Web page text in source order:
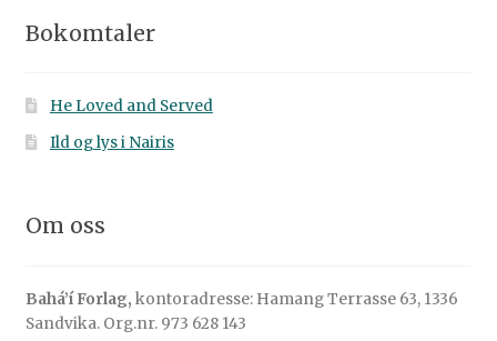
Bokomtaler
He Loved and Served
Ild og lys i Nairis
Om oss
Bahá’í Forlag, kontoradresse: Hamang Terrasse 63, 1336
Sandvika. Org.nr. 973 628 143